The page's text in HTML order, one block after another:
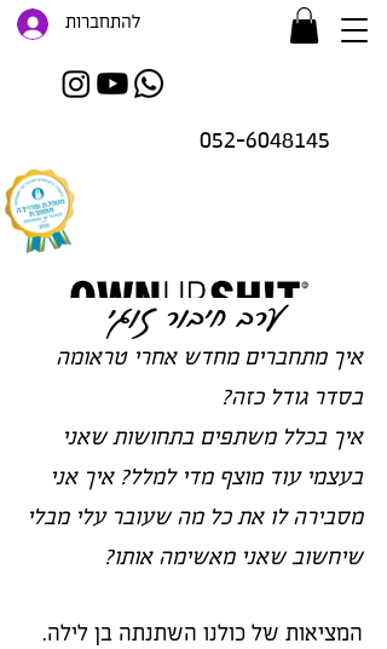
052-6048145
זו רק ההתחלה...
להתחברות
איך מתחברים מחדש אחרי טראומה
בסדר גודל כזה?
איך בכלל משתפים בתחושות שאני
בעצמי עוד מוצף מדי למלל? איך אני
מסבירה לו את כל מה שעובר עלי מבלי
שיחשוב שאני מאשימה אותו?
המציאות של כולנו השתנתה בן לילה.
ערב חיבור זוגי